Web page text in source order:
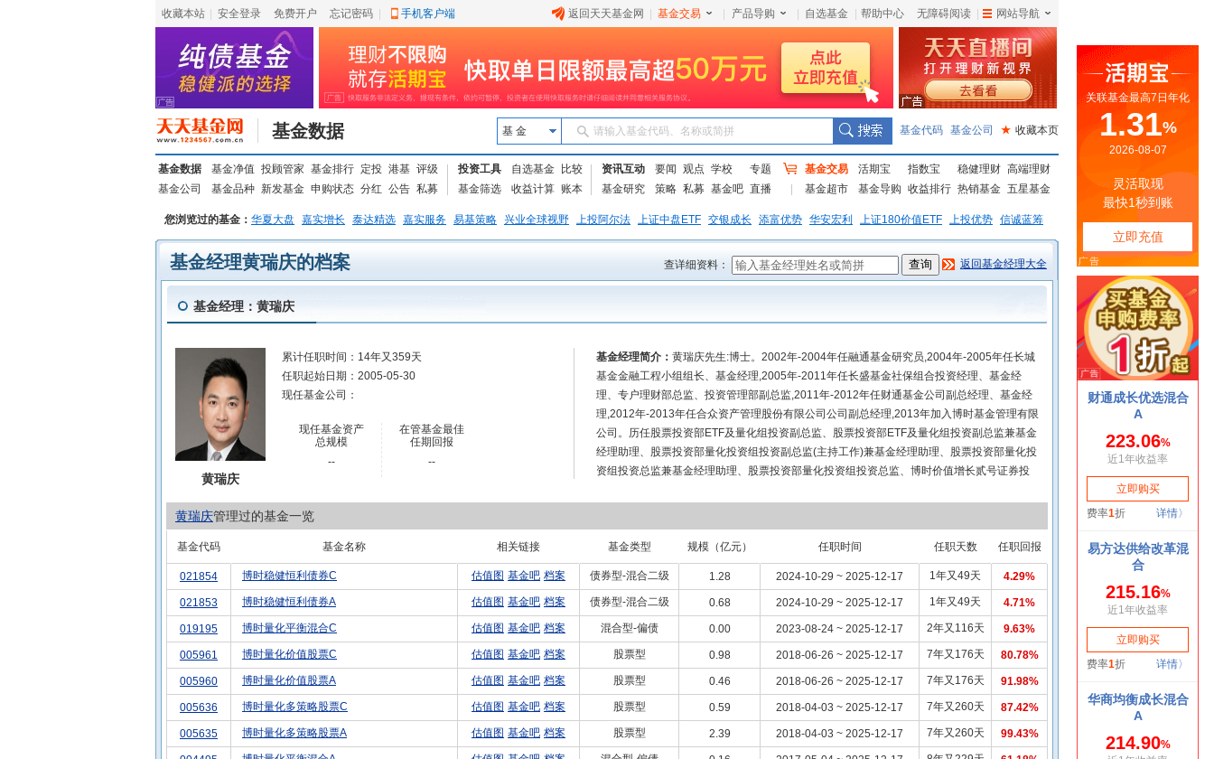
收藏本站 安全登录 免费开户 忘记密码 手机客户端 返回天天基金网 基金交易 产品导购 自选基金 帮助中心 无障碍阅读 网站导航
基金数据 基 金 请输入基金代码、名称或简拼 基金代码 基金公司 ★ 收藏本页
基金数据 基金净值 投顾管家 基金排行 定投 港基 评级
基金公司
基金品种 新发基金 申购状态 分红 公告 私募
投资工具 自选基金
比较
基金筛选
收益计算 账本
资讯互动 要闻 观点 学校
专题
基金研究
策略 私募 基金吧 直播
基金交易 活期宝 指数宝 稳健理财 高端理财
基金超市
基金导购 收益排行 热销基金 五星基金
您浏览过的基金： 华夏大盘 嘉实增长 泰达精选 嘉实服务 易基策略 兴业全球视野 上投阿尔法 上证中盘ETF 交银成长 添富优势 华安宏利 上证180价值ETF 上投优势 信诚蓝筹
基金经理黄瑞庆的档案 查详细资料： 返回基金经理大全
基金经理：黄瑞庆
基金经理简介： 黄瑞庆先生:博士。2002年-2004年任融通基金研究员,2004年-2005年任长城
基金金融工程小组组长、基金经理,2005年-2011年任长盛基金社保组合投资经理、基金经
理、专户理财部总监、投资管理部副总监,2011年-2012年任财通基金公司副总经理、基金经
理,2012年-2013年任合众资产管理股份有限公司公司副总经理,2013年加入博时基金管理有限
公司。历任股票投资部ETF及量化组投资副总监、股票投资部ETF及量化组投资副总监兼基金
经理助理、股票投资部量化投资组投资副总监(主持工作)兼基金经理助理、股票投资部量化投
资组投资总监兼基金经理助理、股票投资部量化投资组投资总监、博时价值增长贰号证券投
理、指数与量化投资部总经理。现任指数与量化投资部投资总监兼博时量化平衡混合型证券
投资基金(2017年5月4日—2025年12月17日)、博时量化价值股票型证券投资基金(2018年6
月26日—至2025年12月17日)的基金经理。曾任博时量化多策略股票型证券投资基金、博时
稳健恒利债券型证券投资基金基金经理。
黄瑞庆
累计任职时间： 14年又359天
任职起始日期： 2005-05-30
现任基金公司：
现任基金资产
总规模
--
在管基金最佳
任期回报
--
黄瑞庆管理过的基金一览
基金代码 基金名称 相关链接 基金类型 规模（亿元） 任职时间 任职天数 任职回报
021854 博时稳健恒利债券C 估值图 基金吧 档案 债券型-混合二级 1.28 2024-10-29 ~ 2025-12-17 1年又49天 4.29%
021853 博时稳健恒利债券A 估值图 基金吧 档案 债券型-混合二级 0.68 2024-10-29 ~ 2025-12-17 1年又49天 4.71%
019195 博时量化平衡混合C 估值图 基金吧 档案 混合型-偏债 0.00 2023-08-24 ~ 2025-12-17 2年又116天 9.63%
005961 博时量化价值股票C 估值图 基金吧 档案 股票型 0.98 2018-06-26 ~ 2025-12-17 7年又176天 80.78%
005960 博时量化价值股票A 估值图 基金吧 档案 股票型 0.46 2018-06-26 ~ 2025-12-17 7年又176天 91.98%
005636 博时量化多策略股票C 估值图 基金吧 档案 股票型 0.59 2018-04-03 ~ 2025-12-17 7年又260天 87.42%
005635 博时量化多策略股票A 估值图 基金吧 档案 股票型 2.39 2018-04-03 ~ 2025-12-17 7年又260天 99.43%